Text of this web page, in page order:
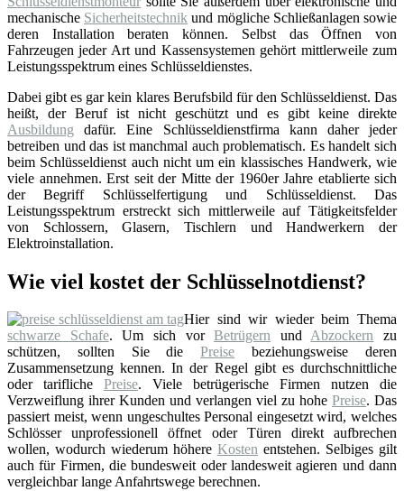
mechanische Sicherheitstechnik und mögliche Schließanlagen sowie
deren Installation beraten können. Selbst das Öffnen von
Fahrzeugen jeder Art und Kassensystemen gehört mittlerweile zum
Leistungsspektrum eines Schlüsseldienstes.
Dabei gibt es gar kein klares Berufsbild für den Schlüsseldienst. Das
heißt, der Beruf ist nicht geschützt und es gibt keine direkte
Ausbildung dafür. Eine Schlüsseldienstfirma kann daher jeder
betreiben und das ist manchmal auch problematisch. Es handelt sich
beim Schlüsseldienst auch nicht um ein klassisches Handwerk, wie
viele annehmen. Erst seit der Mitte der 1960er Jahre etablierte sich
der Begriff Schlüsselfertigung und Schlüsseldienst. Das
Leistungsspektrum erstreckt sich mittlerweile auf Tätigkeitsfelder
von Schlossern, Glasern, Tischlern und Handwerkern der
Elektroinstallation.
Wie viel kostet der Schlüsselnotdienst?
Hier sind wir wieder beim Thema
schwarze Schafe. Um sich vorBetrügern undAbzockern zu
schützen, sollten Sie diePreise beziehungsweise deren
Zusammensetzung kennen. In der Regel gibt es durchschnittliche
oder tarifliche Preise. Viele betrügerische Firmen nutzen die
Verzweiflung ihrer Kunden und verlangen viel zu hohe Preise. Das
passiert meist, wenn ungeschultes Personal eingesetzt wird, welches
Schlösser unprofessionell öffnet oder Türen direkt aufbrechen
wollen, wodurch wiederum höhere Kosten entstehen. Selbiges gilt
auch für Firmen, die bundesweit oder landesweit agieren und dann
vergleichbar lange Anfahrtswege berechnen.